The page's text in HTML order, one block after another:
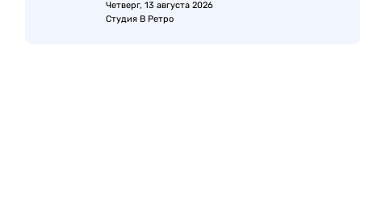
Четверг, 13 августа 2026
Студия В Ретро